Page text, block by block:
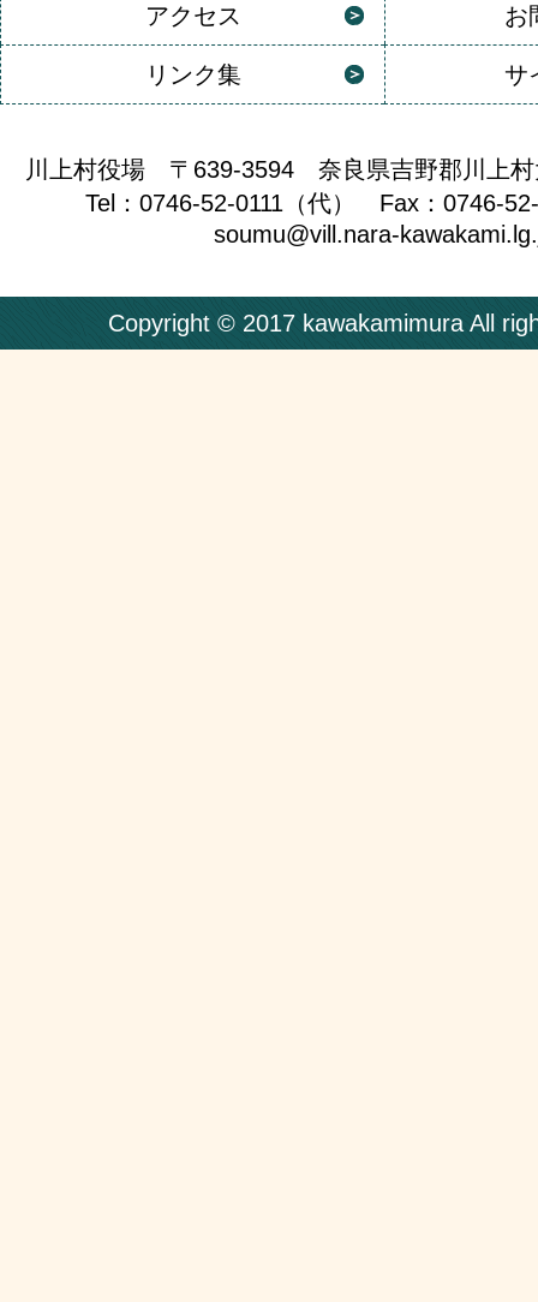
アクセス お
リンク集 サ
川上村役場 〒639-3594 奈良県吉野郡川上村
Tel：0746-52-0111（代） Fax：0746-
soumu@vill.nara-
Copyright © 2017 kawakamimura All